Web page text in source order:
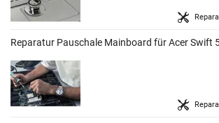
Reparatur Pauschale Mainboard für Acer Swift